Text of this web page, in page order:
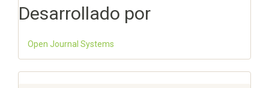
Desarrollado por
Open Journal Systems